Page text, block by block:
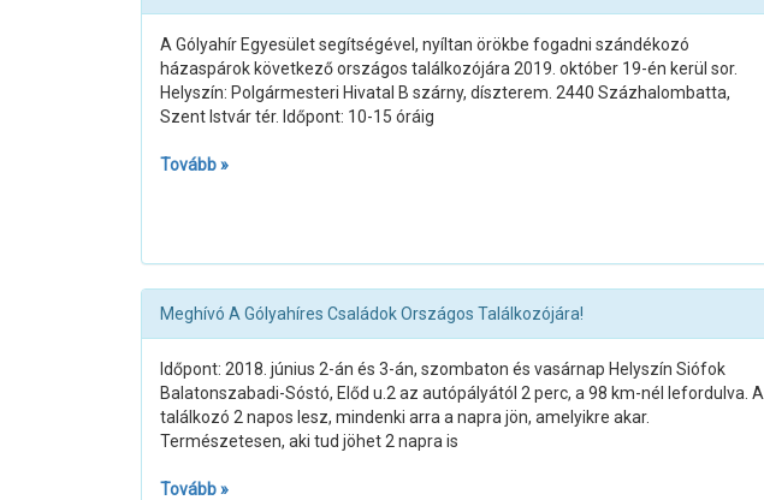
A Gólyahír Egyesület segítségével, nyíltan örökbe fogadni szándékozó
házaspárok következő országos találkozójára 2019. október 19-én kerül sor.
Helyszín: Polgármesteri Hivatal B szárny, díszterem. 2440 Százhalombatta,
Szent Istvár tér. Időpont: 10-15 óráig
Tovább »
Meghívó A Gólyahíres Családok Országos Találkozójára!
Időpont: 2018. június 2-án és 3-án, szombaton és vasárnap Helyszín Siófok
Balatonszabadi-Sóstó, Előd u.2 az autópályától 2 perc, a 98 km-nél lefordulva. A
találkozó 2 napos lesz, mindenki arra a napra jön, amelyikre akar.
Természetesen, aki tud jöhet 2 napra is
Tovább »